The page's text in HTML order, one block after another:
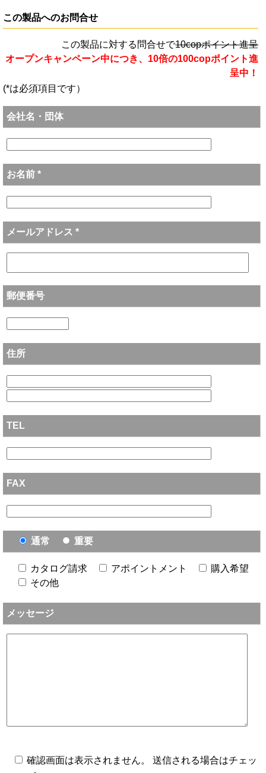
この製品へのお問合せ
この製品に対する問合せで10copポイント進呈
オープンキャンペーン中につき、10倍の100copポイント進
呈中！
(*は必須項目です）
会社名・団体
お名前 *
メールアドレス *
郵便番号
住所
TEL
FAX
通常 重要
カタログ請求 アポイントメント
購入希望
その他
メッセージ
確認画面は表示されません。 送信される場合はチェッ